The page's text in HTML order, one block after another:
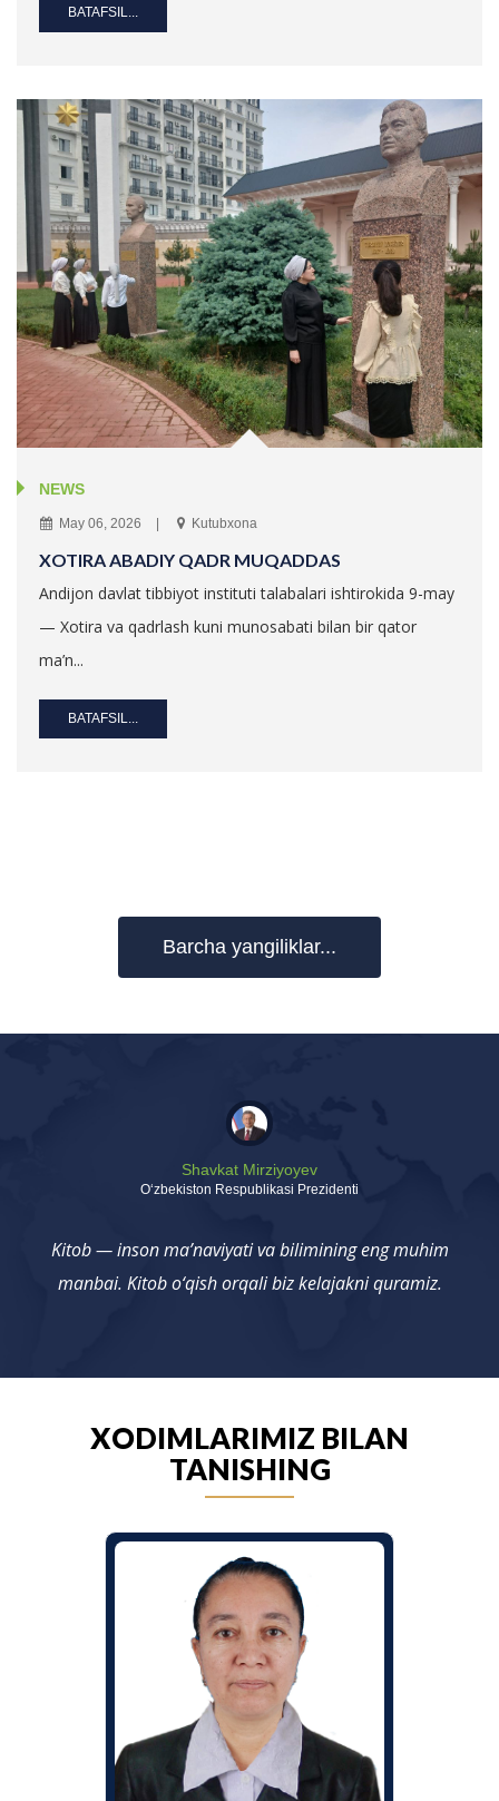
BATAFSIL...
NEWS
May 06, 2026 Kutubxona
XOTIRA ABADIY QADR MUQADDAS
Andijon davlat tibbiyot instituti talabalari ishtirokida 9-may
— Xotira va qadrlash kuni munosabati bilan bir qator
ma’n...
BATAFSIL...
Barcha yangiliklar...
Shavkat Mirziyoyev
Oʻzbekiston Respublikasi Prezidenti
Kitob — inson ma’naviyati va bilimining eng muhim
manbai. Kitob o‘qish orqali biz kelajakni quramiz.
XODIMLARIMIZ BILAN
TANISHING